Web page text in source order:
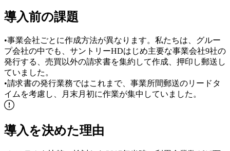
導入前の課題
•事業会社ごとに作成方法が異なります。私たちは、グルー
プ会社の中でも、サントリーHDはじめ主要な事業会社9社の
発行する、売買以外の請求書を集約して作成、押印し郵送し
ていました。
•請求書の発行業務ではこれまで、事業所間郵送のリードタ
イムを考慮し、月末月初に作業が集中していました。
導入を決めた理由